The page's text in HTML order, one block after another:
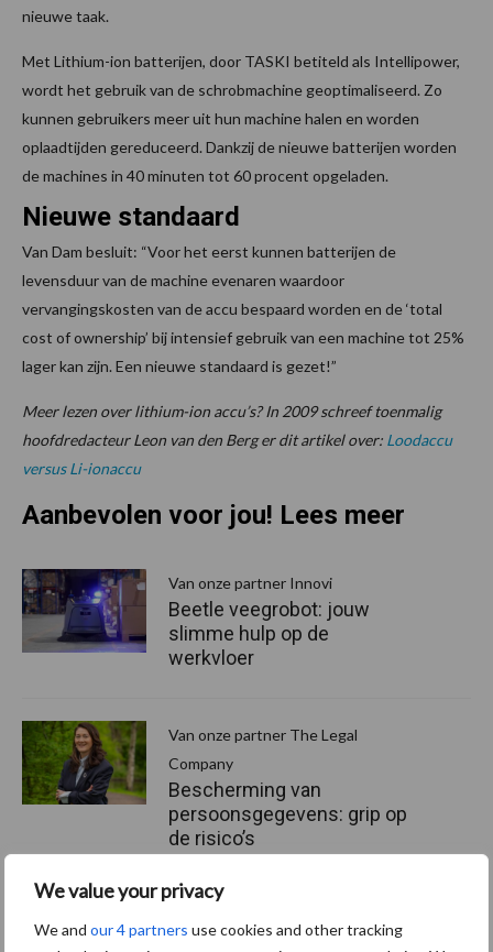
We value your privacy
We and our 4 partners use cookies and other tracking
nieuwe taak.
Met Lithium-ion batterijen, door TASKI betiteld als Intellipower,
wordt het gebruik van de schrobmachine geoptimaliseerd. Zo
kunnen gebruikers meer uit hun machine halen en worden
oplaadtijden gereduceerd. Dankzij de nieuwe batterijen worden
de machines in 40 minuten tot 60 procent opgeladen.
Nieuwe standaard
Van Dam besluit: “Voor het eerst kunnen batterijen de
levensduur van de machine evenaren waardoor
vervangingskosten van de accu bespaard worden en de ‘total
cost of ownership’ bij intensief gebruik van een machine tot 25%
lager kan zijn. Een nieuwe standaard is gezet!”
Meer lezen over lithium-ion accu’s? In 2009 schreef toenmalig
hoofdredacteur Leon van den Berg er dit artikel over: Loodaccu
versus Li-ionaccu
Aanbevolen voor jou! Lees meer
Van onze partner Innovi
Beetle veegrobot: jouw
slimme hulp op de
werkvloer
Van onze partner The Legal
Company
Bescherming van
persoonsgegevens: grip op
de risico’s
arbeidscontracten kent